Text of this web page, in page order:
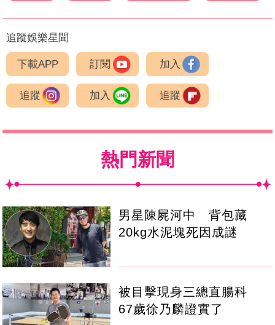
追蹤娛樂星聞
下載APP 訂閱 加入
追蹤 加入 追蹤
熱門新聞
男星陳屍河中 背包藏
20kg水泥塊死因成謎
被目擊現身三總直腸科
67歲徐乃麟證實了